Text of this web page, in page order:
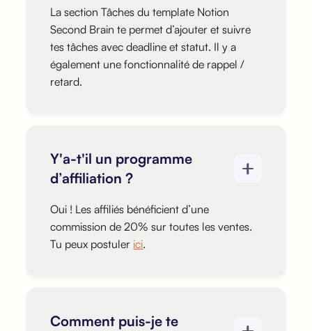
La section Tâches du template Notion
Second Brain te permet d’ajouter et suivre
tes tâches avec deadline et statut. Il y a
également une fonctionnalité de rappel /
retard.
Y'a-t'il un programme
d’affiliation ?
Oui ! Les affiliés bénéficient d’une
commission de 20% sur toutes les ventes.
Tu peux postuler ici.
Comment puis-je te